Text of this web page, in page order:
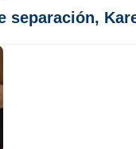
separación,